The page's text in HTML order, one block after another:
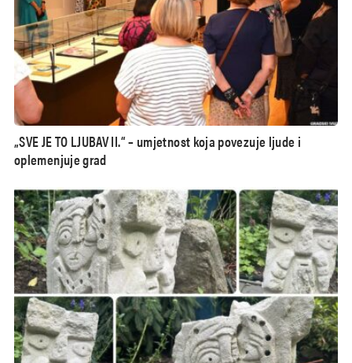
„SVE JE TO LJUBAV II.“ – umjetnost koja povezuje ljude i
oplemenjuje grad